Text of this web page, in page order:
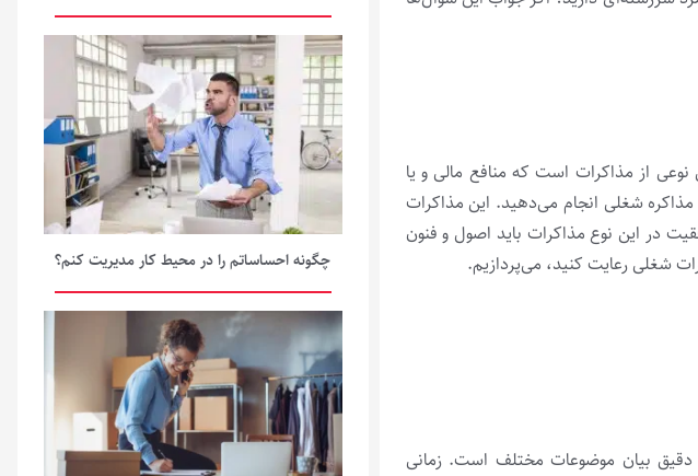
از مذاکرات است که منافع مالی و یا
مذاکره‌ شغلی انجام می‌دهید. این مذاکرات
در این نوع مذاکرات باید اصول و فنون
شغلی رعایت کنید، می‌پردازیم.
دقیق بیان موضوعات مختلف است. زمانی
چگونه احساساتم را در محیط کار مدیریت کنم؟